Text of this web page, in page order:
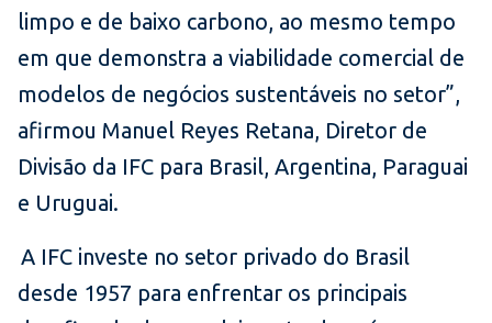
limpo e de baixo carbono, ao mesmo tempo
em que demonstra a viabilidade comercial de
modelos de negócios sustentáveis no setor”,
afirmou Manuel Reyes Retana, Diretor de
Divisão da IFC para Brasil, Argentina, Paraguai
e Uruguai.
A IFC investe no setor privado do Brasil
desde 1957 para enfrentar os principais